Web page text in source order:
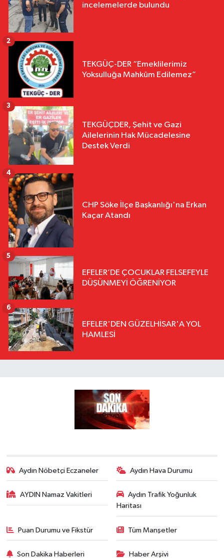
incelemelerde bulundu
TEKGÜÇ-DER “Emeklilerimiz
Yoksulluğa Mahkûm Edilemez”
2
TEKGÜÇDER, Şehit ve Gazi
Ailelerinin Hak Mücadelesine
Destek Verdi
3
CHP Söke İlçe Başkanlığı'na Erkan
Kaçar Atandı
4
EFELER’DE ÇOCUKLAR FELSEFEYLE
DÜŞÜNMEYİ ÖĞRENİYOR
5
EFELER'DEN GÜZELHİSAR'A YOL
HAMLESİ
6
Aydın Nöbetçi Eczaneler Aydın Hava Durumu
AYDIN Namaz Vakitleri
Aydın Trafik Yoğunluk
Haritası
Puan Durumu ve Fikstür Tüm Manşetler
Son Dakika Haberleri Haber Arşivi